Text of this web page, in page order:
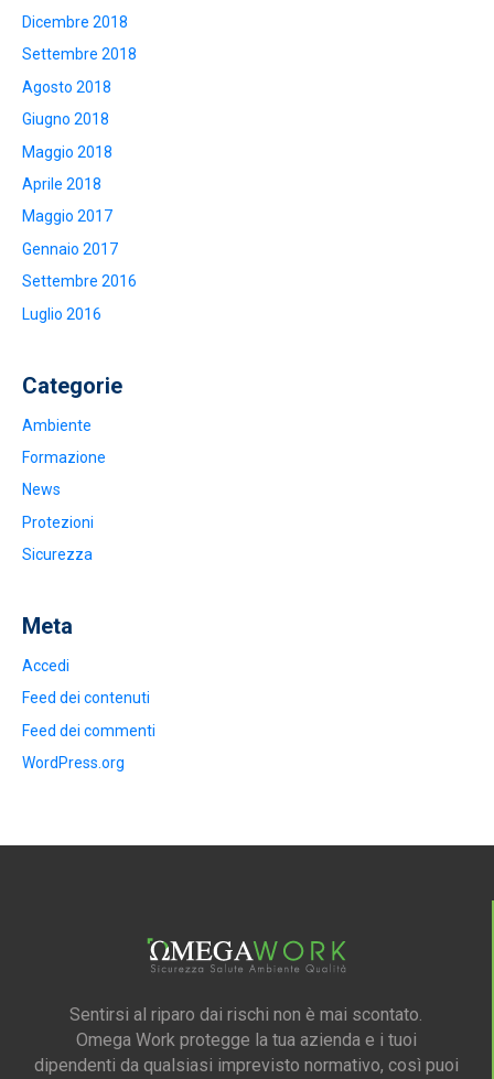
Dicembre 2018
Settembre 2018
Agosto 2018
Giugno 2018
Maggio 2018
Aprile 2018
Maggio 2017
Gennaio 2017
Settembre 2016
Luglio 2016
Categorie
Ambiente
Formazione
News
Protezioni
Sicurezza
Meta
Accedi
Feed dei contenuti
Feed dei commenti
WordPress.org
Sentirsi al riparo dai rischi non è mai scontato.
Omega Work protegge la tua azienda e i tuoi
dipendenti da qualsiasi imprevisto normativo, così puoi